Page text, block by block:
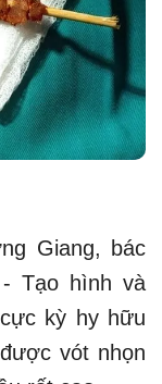
Giang, bác
Tạo hình và
kỳ hy hữu
vót nhọn